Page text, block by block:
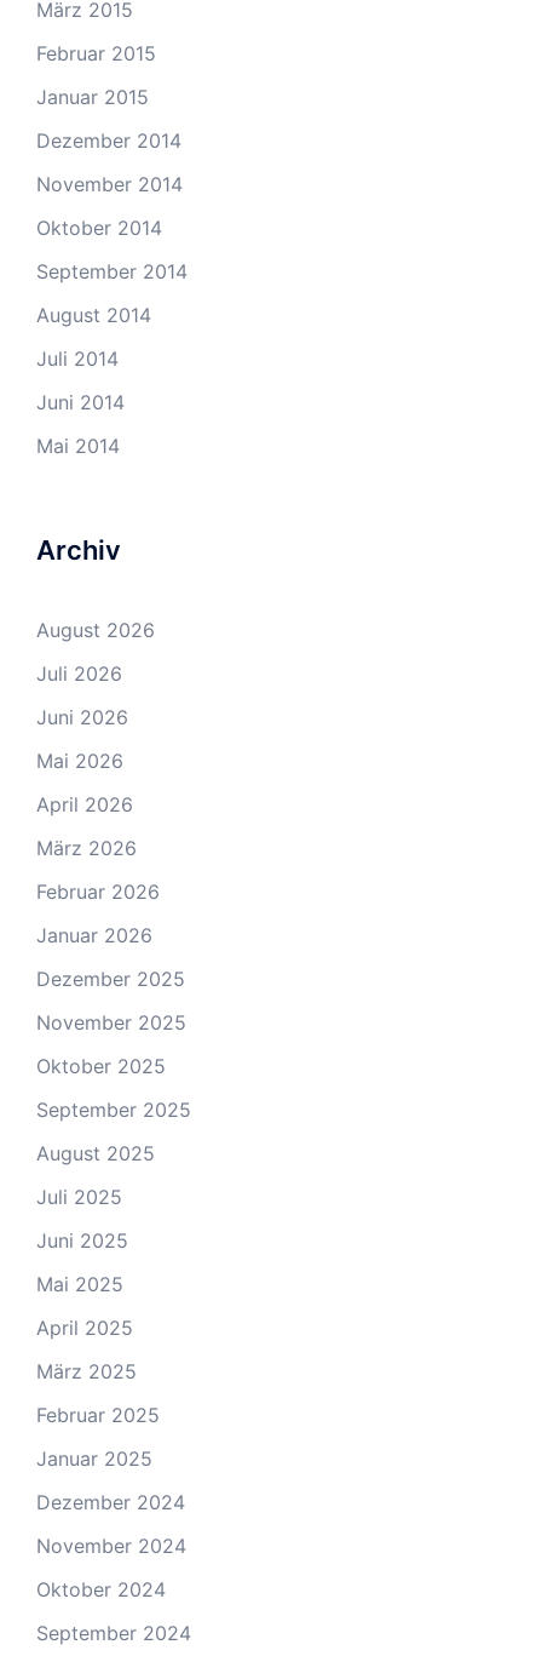
März 2015
Februar 2015
Januar 2015
Dezember 2014
November 2014
Oktober 2014
September 2014
August 2014
Juli 2014
Juni 2014
Mai 2014
Archiv
August 2026
Juli 2026
Juni 2026
Mai 2026
April 2026
März 2026
Februar 2026
Januar 2026
Dezember 2025
November 2025
Oktober 2025
September 2025
August 2025
Juli 2025
Juni 2025
Mai 2025
April 2025
März 2025
Februar 2025
Januar 2025
Dezember 2024
November 2024
Oktober 2024
September 2024